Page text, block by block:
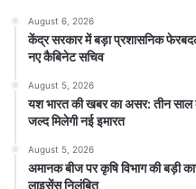
August 6, 2026
केंद्र सरकार में बड़ा प्रशासनिक
नए कैबिनेट सचिव
August 5, 2026
यश भारत की खबर का असर: तीन साल
जल्द मिलेगी नई इमारत
August 5, 2026
अमानक बीज पर कृषि विभाग की बड़ी
लाइसेंस निलंबित